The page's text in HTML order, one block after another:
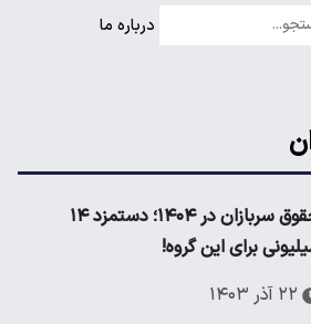
درباره ما
حقوق سربازان در ۱۴۰۴؛ دستمزد ۱۴
برای این گروه!
۲۲ آذر ۱۴۰۳